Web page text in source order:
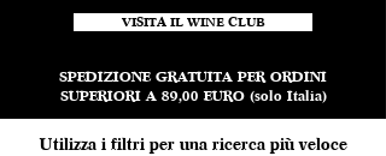
VISITA IL WINE CLUB
SPEDIZIONE GRATUITA PER ORDINI
SUPERIORI A 89,00 EURO (solo Italia)
Utilizza i filtri per una ricerca più veloce